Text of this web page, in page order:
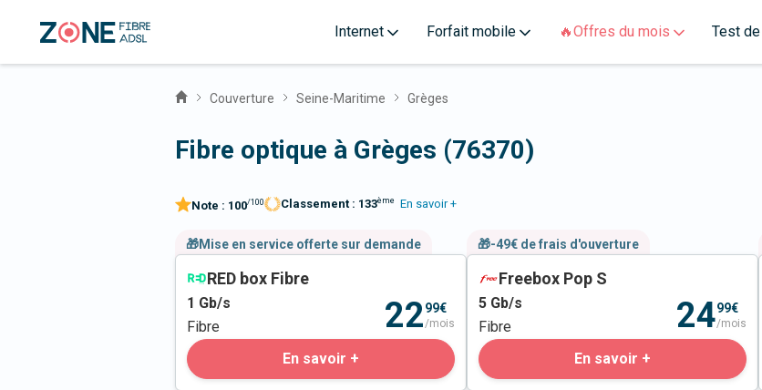
Internet Forfait mobile 🔥Offres du mois Test
Couverture Seine-Maritime Grèges
Fibre optique à Grèges (76370)
Note : 100/100 Classement : 133ème En savoir +
🎁Mise en service offerte sur demande
RED box Fibre
1 Gb/s
Fibre
2299€
/mois
En savoir +
🎁-49€ de frais d'ouverture
Freebox Pop S
5 Gb/s
Fibre
2499€
/mois
En savoir +